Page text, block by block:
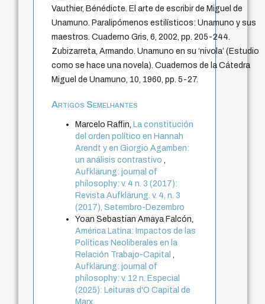
Vauthier, Bénédicte. El arte de escribir de Miguel de
Unamuno. Paralipómenos estilísticos: Unamuno y sus
maestros. Cuaderno Gris, 6, 2002, pp. 205-244.
Zubizarreta, Armando. Unamuno en su ‘nivola’ (Estudio
como se hace una novela). Cuadernos de la Cátedra
Miguel de Unamuno, 10, 1960, pp. 5-27.
Artigos Semelhantes
Marcelo Raffin, La constitución
del orden político en Hannah
Arendt y en Giorgio Agamben:
un análisis contrastivo,
Aufklärung: journal of
philosophy: v. 4 n. 3 (2017):
Revista Aufklärung. v. 4, n. 3
(2017), Setembro-Dezembro
Yoan Sebastian Amaya Falcón,
América Latina: Impactos de las
Políticas Neoliberales en la
Relación Trabajo-Capital,
Aufklärung: journal of
philosophy: v. 12 n. Especial
(2025): Leituras d'O Capital de
Marx